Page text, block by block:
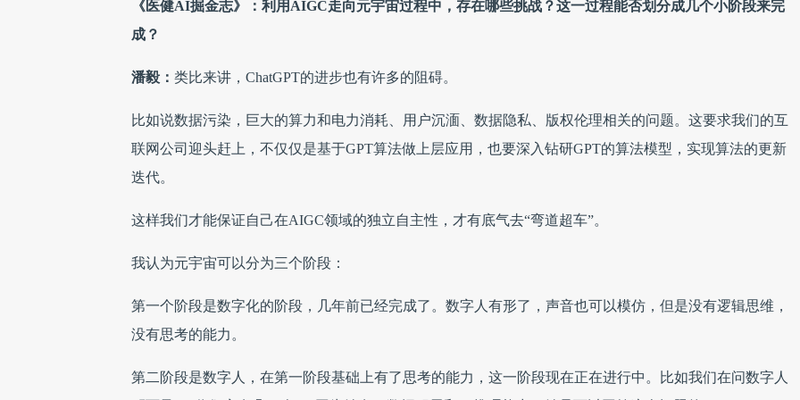
《医健AI掘金志》：利用AIGC走向元宇宙过程中，存在哪些挑战？这一过程能否划分成几个小阶段来完
成？
潘毅： 类比来讲，ChatGPT的进步也有许多的阻碍。
比如说数据污染，巨大的算力和电力消耗、用户沉湎、数据隐私、版权伦理相关的问题。这要求我们的互
联网公司迎头赶上，不仅仅是基于GPT算法做上层应用，也要深入钻研GPT的算法模型，实现算法的更新
迭代。
这样我们才能保证自己在AIGC领域的独立自主性，才有底气去“弯道超车”。
我认为元宇宙可以分为三个阶段：
第一个阶段是数字化的阶段，几年前已经完成了。数字人有形了，声音也可以模仿，但是没有逻辑思维，
没有思考的能力。
第二阶段是数字人，在第一阶段基础上有了思考的能力，这一阶段现在正在进行中。比如我们在问数字人